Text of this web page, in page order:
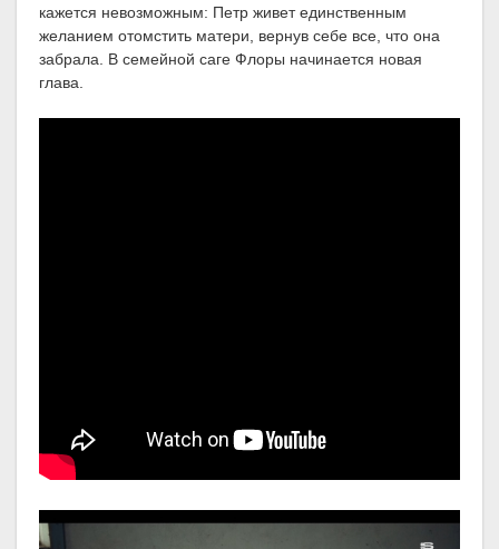
кажется невозможным: Петр живет единственным
желанием отомстить матери, вернув себе все, что она
забрала. В семейной саге Флоры начинается новая
глава.